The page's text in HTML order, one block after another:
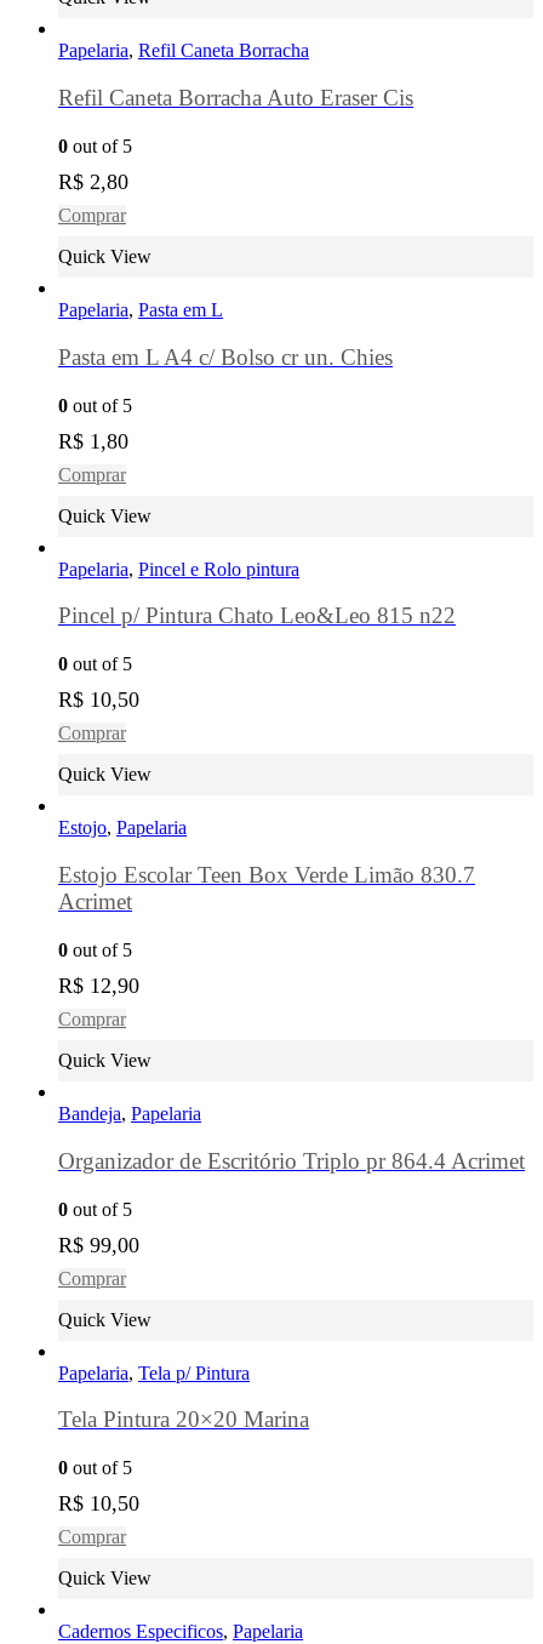
Papelaria, Refil Caneta Borracha
Refil Caneta Borracha Auto Eraser Cis
0 out of 5
R$ 2,80
Comprar
Quick View
Papelaria, Pasta em L
Pasta em L A4 c/ Bolso cr un. Chies
0 out of 5
R$ 1,80
Comprar
Quick View
Papelaria, Pincel e Rolo pintura
Pincel p/ Pintura Chato Leo&Leo 815 n22
0 out of 5
R$ 10,50
Comprar
Quick View
Estojo, Papelaria
Estojo Escolar Teen Box Verde Limão 830.7
Acrimet
0 out of 5
R$ 12,90
Comprar
Quick View
Bandeja, Papelaria
Organizador de Escritório Triplo pr 864.4 Acrimet
0 out of 5
R$ 99,00
Comprar
Quick View
Papelaria, Tela p/ Pintura
Tela Pintura 20×20 Marina
0 out of 5
R$ 10,50
Comprar
Quick View
Cadernos Especificos, Papelaria